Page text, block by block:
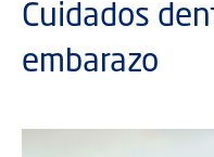
Cuidados
embarazo